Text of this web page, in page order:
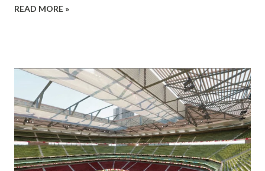
Esteve na Índia aprofundando seus estudos neste estilo
além de partir para pesquisa e vivência das danças
folclóricas do Rajastão (Kalbelia, Banjara, Ghoomar, Chair).
Bailarina profissional e professora de dança. Dedica-se há
15 anos ao estudo e pesquisa de danças étnicas, em especial
às danças ciganas, árabes e indianas. Iniciou seus estudos de
READ MORE »